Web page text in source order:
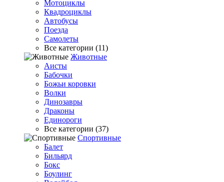
Мотоциклы
Квадроциклы
Автобусы
Поезда
Самолеты
Все категории (11)
Животные
Аисты
Бабочки
Божьи коровки
Волки
Динозавры
Драконы
Единороги
Все категории (37)
Спортивные
Балет
Бильярд
Бокс
Боулинг